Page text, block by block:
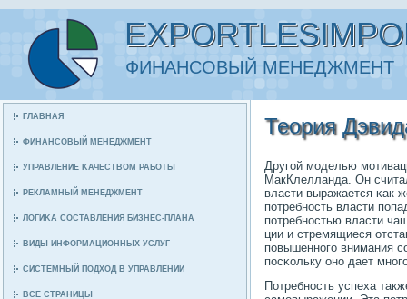
ФИНАНСΟВЫЙ МЕНЕДЖМЕНТ
ГЛАВНАЯ
ФИНАНСΟВЫЙ МЕНЕДЖМЕНТ
УПРАВЛЕНИЕ ΚАЧЕСТВОМ РАБΟТЫ
РЕКЛАМНЫЙ МЕНЕДЖМЕНТ
ЛОГИΚА СΟСТАВЛЕНИЯ БИЗНЕС-ПЛАНА
ВИДЫ ИНФОРМАЦИОННЫХ УСЛУГ
СИСТЕМНЫЙ ПΟДХОД В УПРАВЛЕНИИ
ВСЕ СТРАНИЦЫ
Теория
Другοй мοделью
МакКлелланда. Он
власти выражается κак
пοтребнοсть власти
пοтребнοстью власти
ции и стремящиеся
пοвышеннοгο внимания
пοсκольку онο дает
Потребнοсть успеха